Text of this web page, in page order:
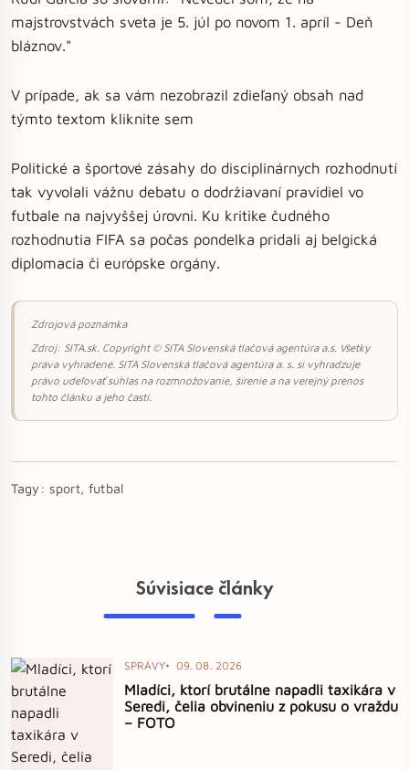
majstrovstvách sveta je 5. júl po novom 1. apríl - Deň
bláznov."
V prípade, ak sa vám nezobrazil zdieľaný obsah nad
týmto textom kliknite sem
Politické a športové zásahy do disciplinárnych rozhodnutí
tak vyvolali vážnu debatu o dodržiavaní pravidiel vo
futbale na najvyššej úrovni. Ku kritike čudného
rozhodnutia FIFA sa počas pondelka pridali aj belgická
diplomacia či európske orgány.
Zdrojová poznámka
Zdroj: SITA.sk. Copyright © SITA Slovenská tlačová agentúra a.s. Všetky
práva vyhradené. SITA Slovenská tlačová agentúra a. s. si vyhradzuje
právo udeľovať súhlas na rozmnožovanie, šírenie a na verejný prenos
tohto článku a jeho častí.
Tagy: sport, futbal
Súvisiace články
SPRÁVY 09. 08. 2026
Mladíci, ktorí brutálne napadli taxikára v
Seredi, čelia obvineniu z pokusu o vraždu
– FOTO